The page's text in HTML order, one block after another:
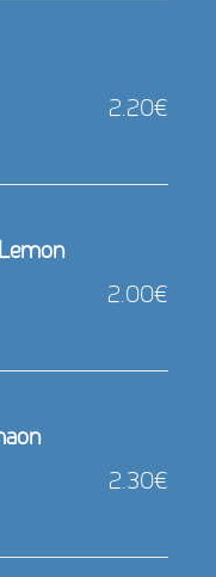
2.20€
2.00€
2.30€